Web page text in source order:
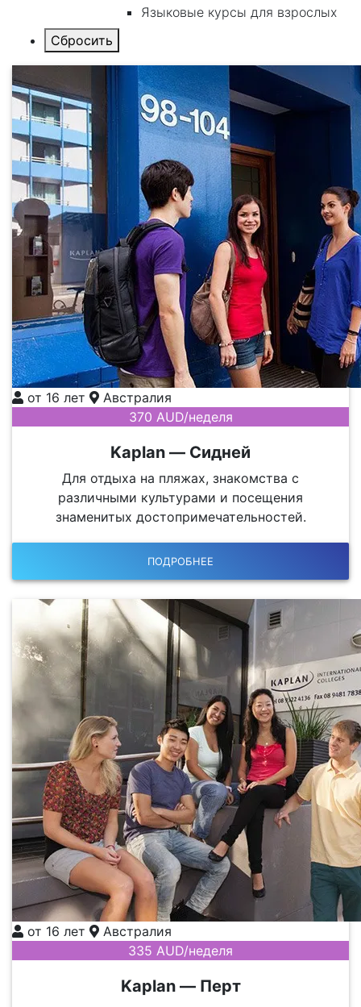
Языковые курсы для взрослых
от 16 лет
Австралия
370 AUD/неделя
Kaplan — Сидней
Для отдыха на пляжах, знакомства с
различными культурами и посещения
знаменитых достопримечательностей.
ПОДРОБНЕЕ
от 16 лет
Австралия
335 AUD/неделя
Kaplan — Перт